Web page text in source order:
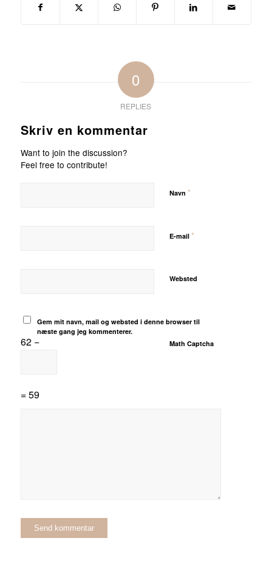
0
REPLIES
Skriv en kommentar
Want to join the discussion?
Feel free to contribute!
Navn *
E-mail *
Websted
Gem mit navn, mail og websted i denne browser til
næste gang jeg kommenterer.
Math Captcha
62 −
= 59